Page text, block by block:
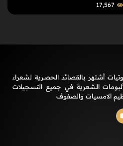
17٬567
أشتهر بالقصائد الحصرية لشعراء
الشعرية في جميع التسجيلات
الامسيات والصفوف